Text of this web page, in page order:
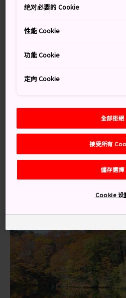
健行者可沿著維護良好的暗門溪
分鐘即可到達三段式的暗門瀑布
行，有一條路通往白神岳和天狗
绝对必要的 Cookie
性能 Cookie
功能 Cookie
定向 Cookie
全部拒絕
接受所有
儲存選擇
Cookie 设